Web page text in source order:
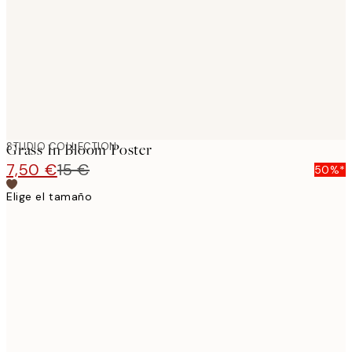
STUDIO COLLECTION
Grass In Bloom Poster
7,50 €15 €
50%*
Elige el tamaño